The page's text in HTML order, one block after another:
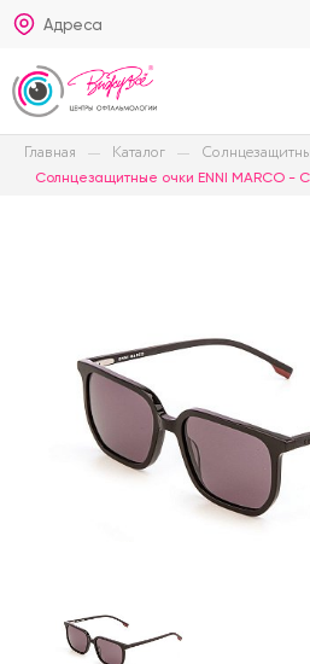
Адреса
Главная Каталог
Солнцезащитные очки ENNI MARCO -